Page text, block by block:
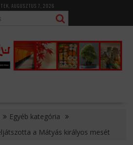
AUGUSZTUS 7, 2026
Egyéb kategória
a Mátyás királyos mesét